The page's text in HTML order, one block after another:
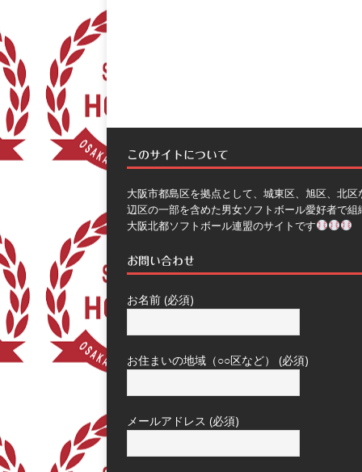
このサイトについて
大阪市都島区を拠点として、城東区、旭区、北区
辺区の一部を含めた男女ソフトボール愛好者で組
大阪北都ソフトボール連盟のサイトです
お問い合わせ
お名前 (必須)
お住まいの地域（○○区など） (必須)
メールアドレス (必須)